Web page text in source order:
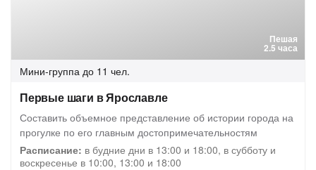
Пешая
2.5 часа
Мини-группа до 11 чел.
Первые шаги в Ярославле
Составить объемное представление об истории города на
прогулке по его главным достопримечательностям
Расписание: в будние дни в 13:00 и 18:00, в субботу и
воскресенье в 10:00, 13:00 и 18:00